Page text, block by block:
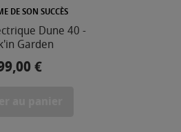
DE SON SUCCÈS
Dune 40 -
Garden
€